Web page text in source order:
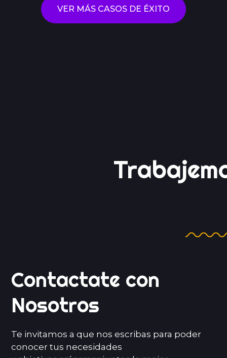
VER MÁS CASOS DE ÉXITO
Contactate con
Nosotros
Te invitamos a que nos escribas para poder
conocer tus necesidades